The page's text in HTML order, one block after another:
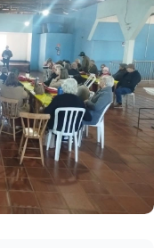
puderam esclarecer
tornando os encontros
prevenção e
em outros grupos e
o compromisso da
com a proteção, a